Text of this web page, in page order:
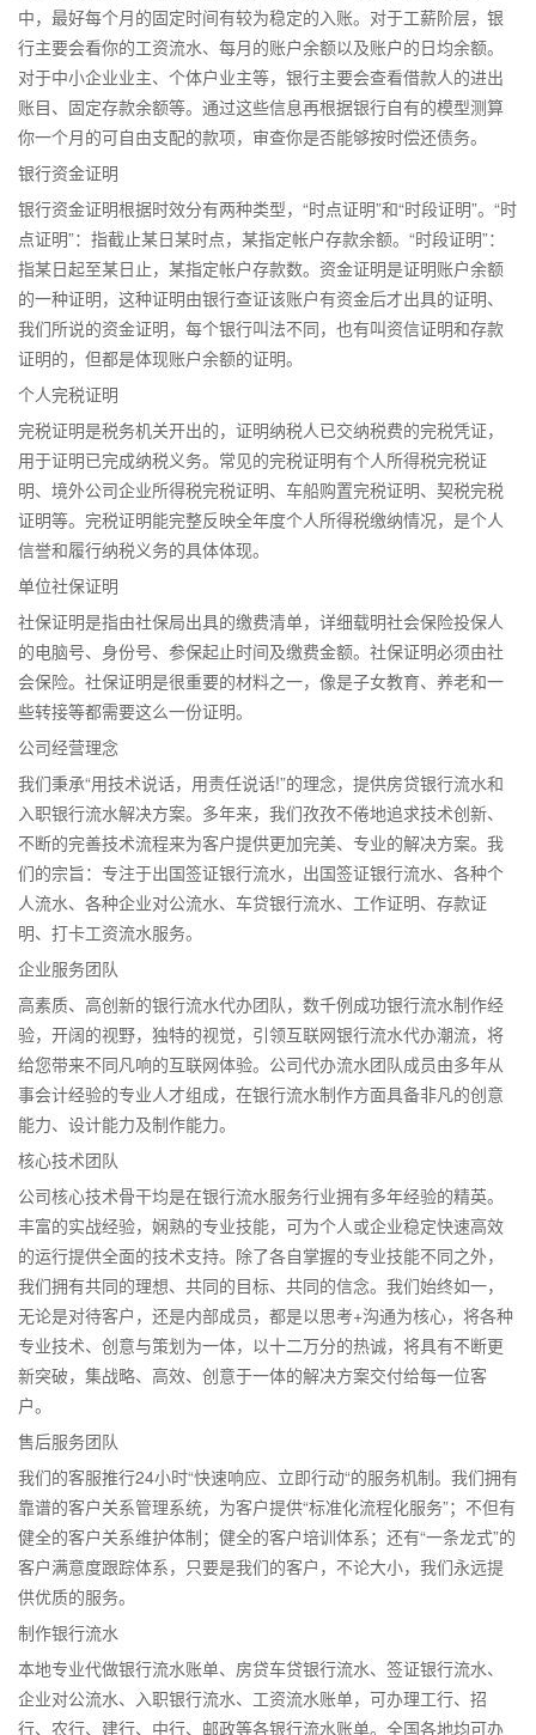
中，最好每个月的固定时间有较为稳定的入账。对于工薪阶层，银
行主要会看你的工资流水、每月的账户余额以及账户的日均余额。
对于中小企业业主、个体户业主等，银行主要会查看借款人的进出
账目、固定存款余额等。通过这些信息再根据银行自有的模型测算
你一个月的可自由支配的款项，审查你是否能够按时偿还债务。
银行资金证明
银行资金证明根据时效分有两种类型，“时点证明”和“时段证明”。“时
点证明”：指截止某日某时点，某指定帐户存款余额。“时段证明”：
指某日起至某日止，某指定帐户存款数。资金证明是证明账户余额
的一种证明，这种证明由银行查证该账户有资金后才出具的证明、
我们所说的资金证明，每个银行叫法不同，也有叫资信证明和存款
证明的，但都是体现账户余额的证明。
个人完税证明
完税证明是税务机关开出的，证明纳税人已交纳税费的完税凭证，
用于证明已完成纳税义务。常见的完税证明有个人所得税完税证
明、境外公司企业所得税完税证明、车船购置完税证明、契税完税
证明等。完税证明能完整反映全年度个人所得税缴纳情况，是个人
信誉和履行纳税义务的具体体现。
单位社保证明
社保证明是指由社保局出具的缴费清单，详细载明社会保险投保人
的电脑号、身份号、参保起止时间及缴费金额。社保证明必须由社
会保险。社保证明是很重要的材料之一，像是子女教育、养老和一
些转接等都需要这么一份证明。
公司经营理念
我们秉承“用技术说话，用责任说话!”的理念，提供房贷银行流水和
入职银行流水解决方案。多年来，我们孜孜不倦地追求技术创新、
不断的完善技术流程来为客户提供更加完美、专业的解决方案。我
们的宗旨：专注于出国签证银行流水，出国签证银行流水、各种个
人流水、各种企业对公流水、车贷银行流水、工作证明、存款证
明、打卡工资流水服务。
企业服务团队
高素质、高创新的银行流水代办团队，数千例成功银行流水制作经
验，开阔的视野，独特的视觉，引领互联网银行流水代办潮流，将
给您带来不同凡响的互联网体验。公司代办流水团队成员由多年从
事会计经验的专业人才组成，在银行流水制作方面具备非凡的创意
能力、设计能力及制作能力。
核心技术团队
公司核心技术骨干均是在银行流水服务行业拥有多年经验的精英。
丰富的实战经验，娴熟的专业技能，可为个人或企业稳定快速高效
的运行提供全面的技术支持。除了各自掌握的专业技能不同之外，
我们拥有共同的理想、共同的目标、共同的信念。我们始终如一，
无论是对待客户，还是内部成员，都是以思考+沟通为核心，将各种
专业技术、创意与策划为一体，以十二万分的热诚，将具有不断更
新突破，集战略、高效、创意于一体的解决方案交付给每一位客
户。
售后服务团队
我们的客服推行24小时“快速响应、立即行动“的服务机制。我们拥有
靠谱的客户关系管理系统，为客户提供“标准化流程化服务”；不但有
健全的客户关系维护体制；健全的客户培训体系；还有“一条龙式”的
客户满意度跟踪体系，只要是我们的客户，不论大小，我们永远提
供优质的服务。
制作银行流水
本地专业代做银行流水账单、房贷车贷银行流水、签证银行流水、
企业对公流水、入职银行流水、工资流水账单，可办理工行、招
行、农行、建行、中行、邮政等各银行流水账单。全国各地均可办